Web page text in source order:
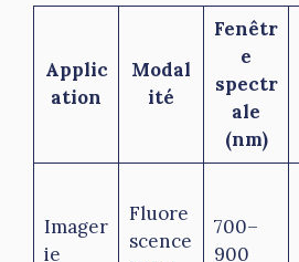
Applic
ation
Modal
ité
Fenêtr
e
spectr
ale
(nm)
Imager
ie
Fluore
scence
700–
900